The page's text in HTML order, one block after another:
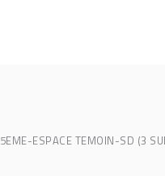
5EME-ESPACE TEMOIN-SD (3